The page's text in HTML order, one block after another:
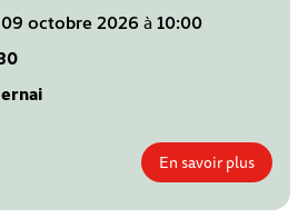
octobre 2026 à 10:00
En savoir plus